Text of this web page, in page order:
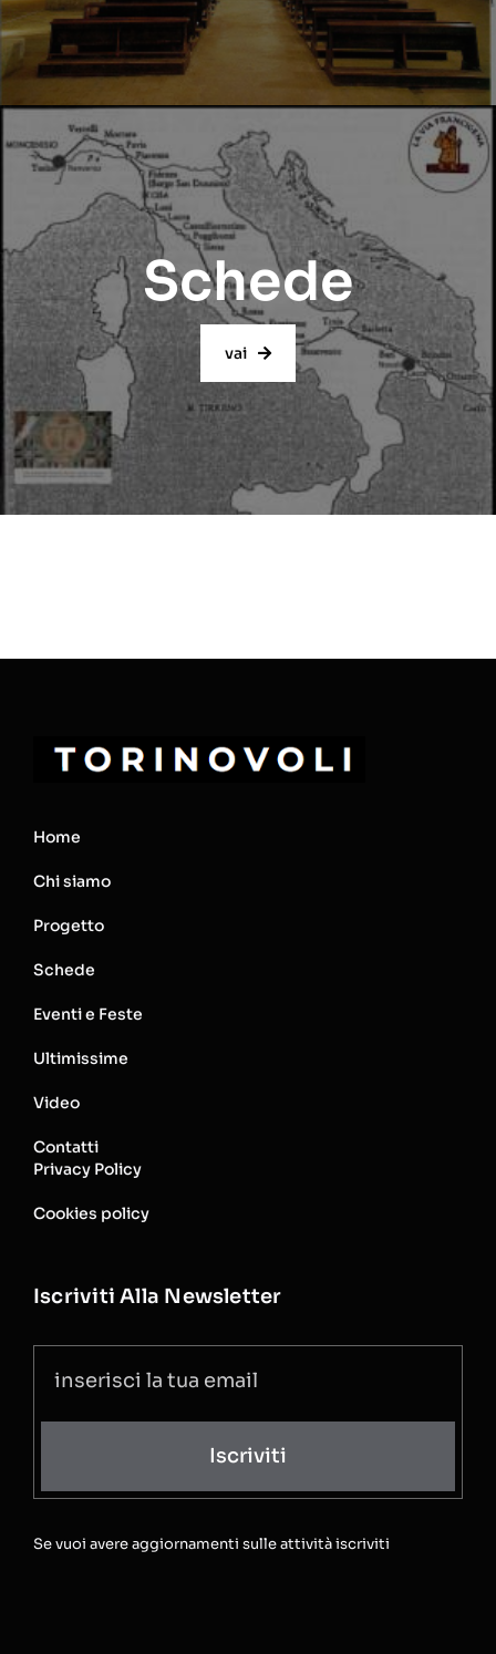
Schede
vai
Home
Chi siamo
Progetto
Schede
Eventi e Feste
Ultimissime
Video
Contatti
Privacy Policy
Cookies policy
Iscriviti Alla Newsletter
Iscriviti
Se vuoi avere aggiornamenti sulle attività iscriviti